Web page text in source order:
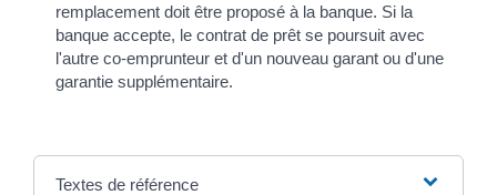
remplacement doit être proposé à la banque. Si la
banque accepte, le contrat de prêt se poursuit avec
l'autre co-emprunteur et d'un nouveau garant ou d'une
garantie supplémentaire.
Textes de référence